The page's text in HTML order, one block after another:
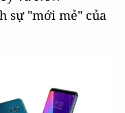
sự "mới mẻ" của